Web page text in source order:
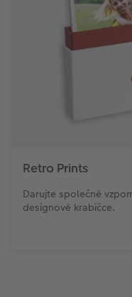
Retro Prints
Darujte společné
designové krabičce.